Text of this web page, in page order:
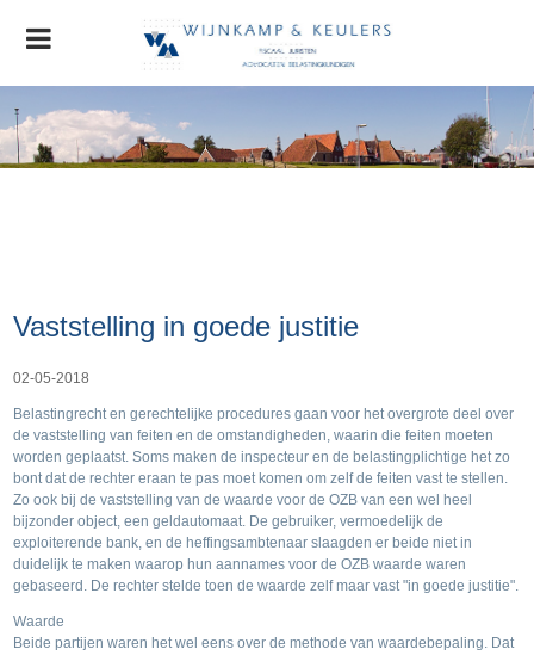
Home
Organisatie
Stichting MVO
Vaststelling in goede justitie
02-05-2018
Belastingrecht en gerechtelijke procedures gaan voor het overgrote deel over
de vaststelling van feiten en de omstandigheden, waarin die feiten moeten
worden geplaatst. Soms maken de inspecteur en de belastingplichtige het zo
bont dat de rechter eraan te pas moet komen om zelf de feiten vast te stellen.
Zo ook bij de vaststelling van de waarde voor de OZB van een wel heel
bijzonder object, een geldautomaat. De gebruiker, vermoedelijk de
exploiterende bank, en de heffingsambtenaar slaagden er beide niet in
duidelijk te maken waarop hun aannames voor de OZB waarde waren
gebaseerd. De rechter stelde toen de waarde zelf maar vast "in goede justitie".
Waarde
Beide partijen waren het wel eens over de methode van waardebepaling. Dat